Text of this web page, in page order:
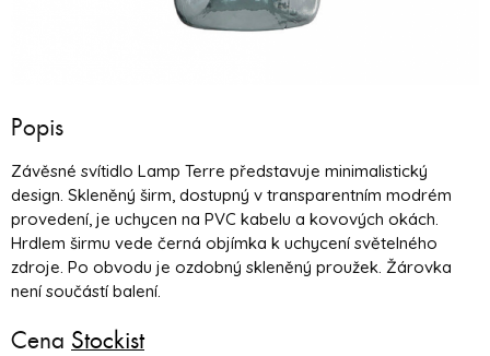
Popis
Závěsné svítidlo Lamp Terre představuje minimalistický
design. Skleněný širm, dostupný v transparentním modrém
provedení, je uchycen na PVC kabelu a kovových okách.
Hrdlem širmu vede černá objímka k uchycení světelného
zdroje. Po obvodu je ozdobný skleněný proužek. Žárovka
není součástí balení.
Cena Stockist